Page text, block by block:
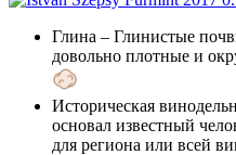
Глина – Глинистые
довольно плотные и
Историческая
основал известный
для региона или всей